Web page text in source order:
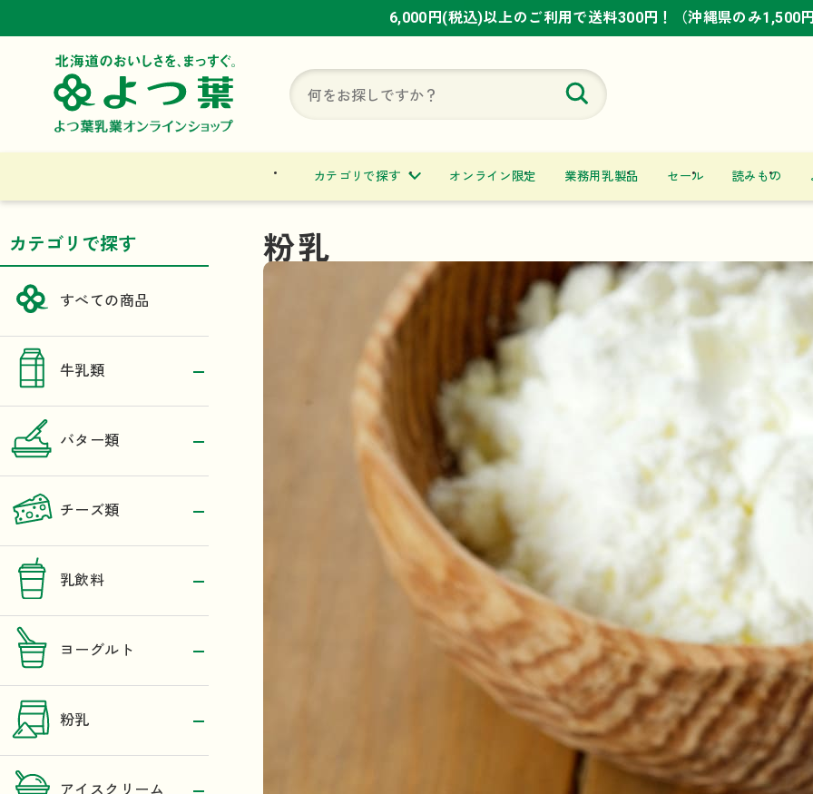
6,000円(税込)以上のご利用で送料300円！（沖縄県のみ1,500円
6,000円(税込)以上のご利用で送料300円！（沖縄県のみ1,500円
6,000円(税込)以上のご利用で送料300円！（沖縄県のみ1,500円
カテゴリで探す オンライン限定 業務用乳製品 セール 読みもの
カテゴリで探す
すべての商品
牛乳類
バター類
チーズ類
乳飲料
ヨーグルト
粉乳
アイスクリーム
粉乳